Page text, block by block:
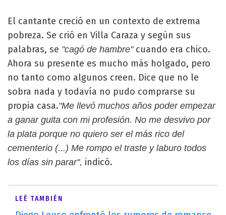
El cantante creció en un contexto de extrema
pobreza. Se crió en Villa Caraza y según sus
palabras, se "cagó de hambre" cuando era chico.
Ahora su presente es mucho más holgado, pero
no tanto como algunos creen. Dice que no le
sobra nada y todavía no pudo comprarse su
propia casa."Me llevó muchos años poder empezar
a ganar guita con mi profesión. No me desvivo por
la plata porque no quiero ser el más rico del
cementerio (...) Me rompo el traste y laburo todos
los días sin parar", indicó.
LEÉ TAMBIÉN